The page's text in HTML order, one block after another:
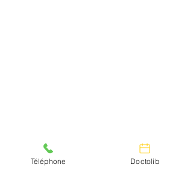
Téléphone Doctolib